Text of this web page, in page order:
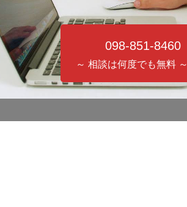
098-851-8460
～ 相談は何度でも無料 ～